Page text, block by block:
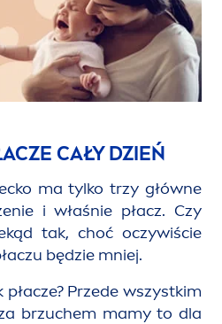
CAŁY DZIEŃ
ma tylko trzy główne
i właśnie płacz. Czy
tak, choć oczywiście
będzie mniej.
Przede wszystkim
brzuchem mamy to dla